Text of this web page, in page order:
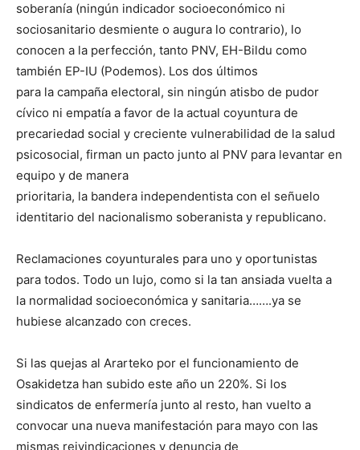
soberanía (ningún indicador socioeconómico ni
sociosanitario desmiente o augura lo contrario), lo
conocen a la perfección, tanto PNV, EH-Bildu como
también EP-IU (Podemos). Los dos últimos
para la campaña electoral, sin ningún atisbo de pudor
cívico ni empatía a favor de la actual coyuntura de
precariedad social y creciente vulnerabilidad de la salud
psicosocial, firman un pacto junto al PNV para levantar en
equipo y de manera
prioritaria, la bandera independentista con el señuelo
identitario del nacionalismo soberanista y republicano.
Reclamaciones coyunturales para uno y oportunistas
para todos. Todo un lujo, como si la tan ansiada vuelta a
la normalidad socioeconómica y sanitaria…….ya se
hubiese alcanzado con creces.
Si las quejas al Ararteko por el funcionamiento de
Osakidetza han subido este año un 220%. Si los
sindicatos de enfermería junto al resto, han vuelto a
convocar una nueva manifestación para mayo con las
mismas reivindicaciones y denuncia de